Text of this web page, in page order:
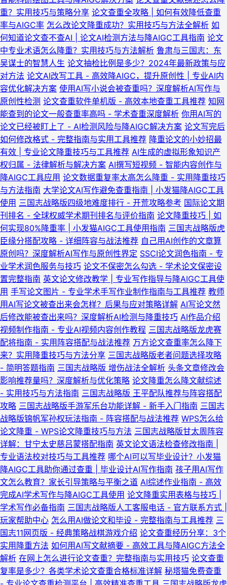
重？实用技巧与策略分享 论文查重全攻略 | 如何有效降低查重
率与AIGC率 怎么改论文降重成功？实用技巧与方法全解析 如
何知道论文查不查AI | 论文AI检测方法与降AIGC工具指南 论文
中专业术语怎么降重？实用技巧与方法解析 鲁肃与三国志：东
吴谋士的智慧人生 论文抽检比例是多少？2024年最新政策与应
对方法 论文AI改写工具 - 高效降AIGC，提升原创性 | 专业AI内
容优化解决方案 使用AI写小说会被查重吗？深度解析AI写作与
原创性检测 论文查重软件单机版 - 高效本地查重工具推荐 知网
能查到的论文一般查重率高吗 - 学术查重深度解析 你用AI写的
论文已经被盯上了 - AI检测风险与降AIGC解决方案 论文写完后
如何修改格式 - 完整指南与实用工具推荐 降重论文的小妙招最
有效 | 专业论文降重技巧与工具推荐 AI生成的虚拟形象知识产
权归属 - 法律解析与解决方案 AI撰写短视频 - 智能内容创作与
降AIGC工具应用 论文数据重复率太高怎么降重 - 实用降重技巧
与方法指南 大学论文AI写作避免查重指南 | 小发猫降AIGC工具
使用 三国志战略版四级地难度排行 - 开荒攻略参考 国际论文期
刊排名 - 全球权威学术期刊排名与评价指南 论文降重技巧 | 如
何实现80%降重率 | 小发猫AIGC工具使用指南 三国志战略版虎
臣缘分搭配攻略 - 详细阵容与战法推荐 自己用AI创作的文章算
原创吗？深度解析AI写作与原创性界定 SSCI论文润色指南 - 专
业学术润色服务与技巧 论文不保密怎么勾选 - 学术论文保密设
置完整指南 英文论文修改教学 | 专业写作指导与降AIGC工具使
用 手写论文图片 - 专业学术手写作业制作指南与工具推荐 教师
用AI写论文被查出来会怎样？后果与应对策略详解 AI写论文然
后修改能被查出来吗？深度解析AI检测与降重技巧 AI作品介绍
视频制作指南 - 专业AI视频内容创作教程 三国志战略版龙虎赛
配将指南 - 实用阵容搭配与战法推荐 万方论文查重率怎么降下
来？实用降重技巧与方法分享 三国志战略版老者问题选择攻略
- 简明答题指南 三国志战略版 增伤战法全解析 头条文章修改会
影响推荐量吗？深度解析与优化策略 论文降重怎么降文献综述
- 实用技巧与方法指南 三国志战略版 王平配队推荐与阵容搭配
攻略 三国志战略版手游军乐台功能详解 - 新手入门指南 三国志
战略版锦帆军孙权玩法指南 - 阵容搭配与战法推荐 WPS怎么给
论文降重 - WPS论文降重技巧与方法 三国志战略版甘太周阵容
详解：甘宁太史慈吕蒙搭配指南 英文论文语法检查修改指南 |
专业语法校对技巧与工具推荐 哪个AI可以写毕业设计？小发猫
降AIGC工具助你通过查重 | 毕业设计AI写作指南 孩子用AI写作
文怎么教育？家长引导策略与平衡之道 AI综述作业指南 - 高效
完成AI学术写作与降AIGC工具使用 论文降重实用表格与技巧 |
学术写作必备指南 三国志战略版人工客服电话 - 官方联系方式 |
玩家帮助中心 怎么用AI做论文和毕设 - 完整指南与工具推荐 三
国志11网页版 - 经典策略战棋游戏介绍 论文查重经历分享：3个
实用降重方法 如何用AI写文献摘要 - 高效工具与降AIGC方法全
解析 在网上怎么进行论文查重？完整指南与实用技巧 论文查重
复率是多少？各类学术论文查重合格标准详解 秘塔猫免费查重